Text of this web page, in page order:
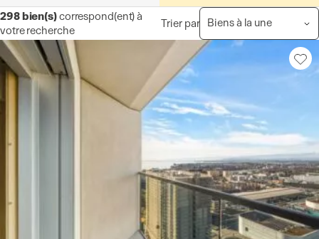
298bien(s)correspond(ent) à
votre recherche
Trier par